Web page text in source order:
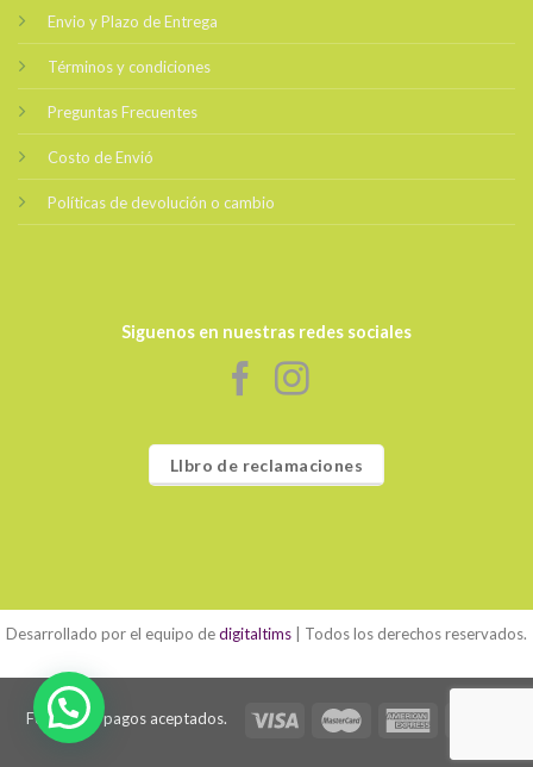
Envio y Plazo de Entrega
Términos y condiciones
Preguntas Frecuentes
Costo de Envió
Políticas de devolución o cambio
Siguenos en nuestras redes sociales
LIbro de reclamaciones
Desarrollado por el equipo dedigitaltims | Todos los derechos reservados.
Formas de pagos aceptados.